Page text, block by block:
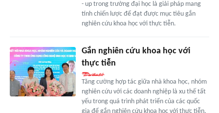
- up trong trường đại học là giải pháp mang
tính chiến lược để đạt được mục tiêu gắn
nghiên cứu khoa học với thực tiễn.
Gắn nghiên cứu khoa học với
thực tiễn
Tăng cường hợp tác giữa nhà khoa học, nhóm
nghiên cứu với các doanh nghiệp là xu thế tất
yếu trong quá trình phát triển của các quốc
gia để gắn nghiên cứu khoa học với thực tiễn,